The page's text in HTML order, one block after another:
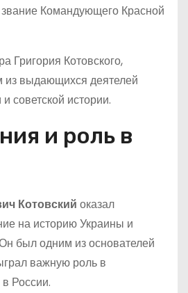
Командующего Красной
Григория Котовского,
из выдающихся деятелей
советской истории.
и роль в
Котовский оказал
на историю Украины и
был одним из основателей
важную роль в
России.